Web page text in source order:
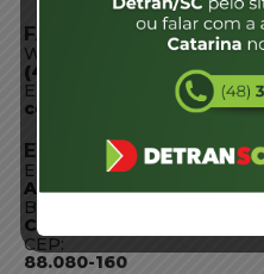
FALE CONOSCO
WhatsApp:
(48) 3664-1800
E-mail:
ENDEREÇO
Endereço:
Av. Almirante
Bairro:
Coqueiros, Florianópolis
CEP:
88.080-160